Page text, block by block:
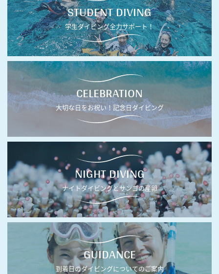
STUDENT DIVING
学生ダイビング全力サポート！
CELEBRATION
大切な日をお祝い！記念日ダイビング
NIGHT DIVING
ナイトダイビングとサンゴの産卵
GUIDANCE
到着日のダイビングについてのご案内